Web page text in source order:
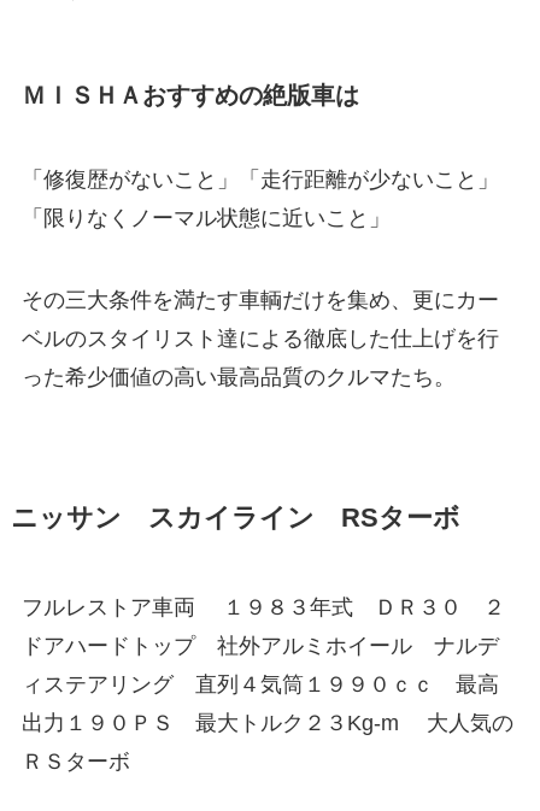
ＭＩＳＨＡおすすめの絶版車は
「修復歴がないこと」「走行距離が少ないこと」
「限りなくノーマル状態に近いこと」
その三大条件を満たす車輌だけを集め、更にカー
ベルのスタイリスト達による徹底した仕上げを行
った希少価値の高い最高品質のクルマたち。
ニッサン スカイライン RSターボ
フルレストア車両 １９８３年式 ＤＲ３０ ２
ドアハードトップ 社外アルミホイール ナルデ
ィステアリング 直列４気筒１９９０ｃｃ 最高
出力１９０ＰＳ 最大トルク２３Kg-m 大人気の
ＲＳターボ